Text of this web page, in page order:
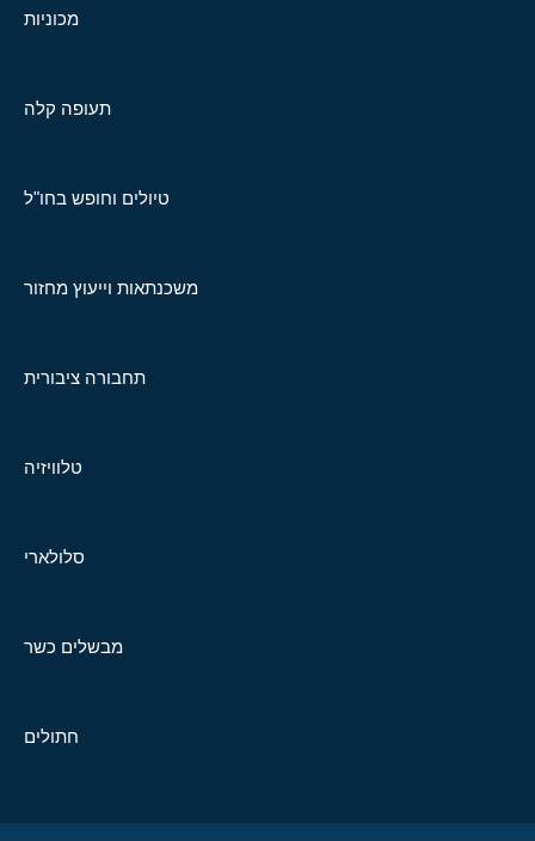
מכוניות
תעופה קלה
טיולים וחופש בחו"ל
משכנתאות וייעוץ מחזור
תחבורה ציבורית
טלוויזיה
סלולארי
מבשלים כשר
חתולים